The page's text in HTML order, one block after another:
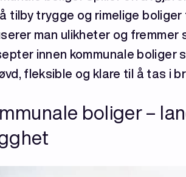
tilby trygge og rimelige
man ulikheter og fremmer
innen kommunale boliger
fleksible og klare til å tas i
boliger –